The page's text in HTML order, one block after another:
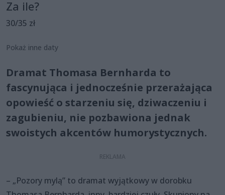
Za ile?
30/35 zł
Pokaż inne daty
Dramat Thomasa Bernharda to
fascynująca i jednocześnie przerażająca
opowieść o starzeniu się, dziwaczeniu i
zagubieniu, nie pozbawiona jednak
swoistych akcentów humorystycznych.
– „Pozory mylą” to dramat wyjątkowy w dorobku